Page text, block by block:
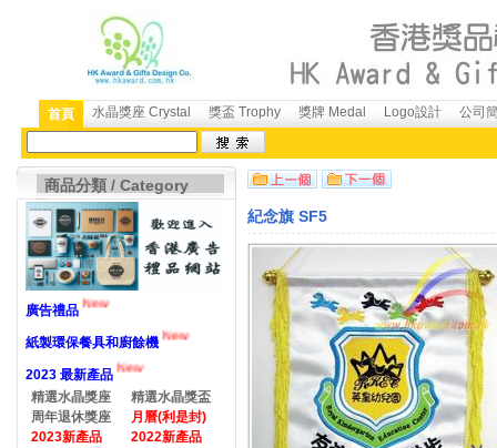
首頁 水晶獎座 Crystal 獎盃 Trophy 獎牌 Medal Logo設計 公司
商品分類 / Category
廣告禮品 New
紙製環保餐具和廚餘機 New
2023 最新產品
New
精選水晶獎座
精選水晶獎盃
周年退休獎座
月曆(利是封)
2023新產品
2022新產品
紀念旗 SF5